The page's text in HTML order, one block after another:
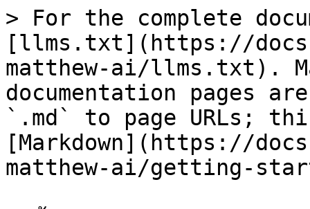
> For the complete
[llms.txt](https://
matthew-ai/llms.txt).
documentation pages
`.md` to page URLs;
[Markdown](https://
matthew-ai/getting-